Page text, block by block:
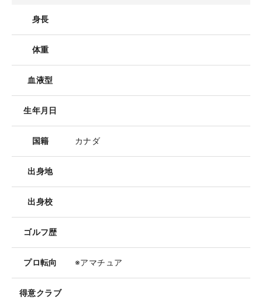
身長
体重
血液型
生年月日
国籍 カナダ
出身地
出身校
ゴルフ歴
プロ転向 ※アマチュア
得意クラブ